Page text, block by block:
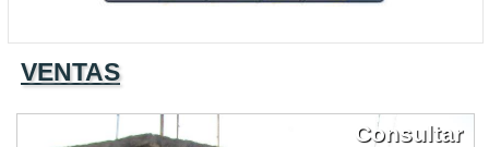
VENTAS
Consultar